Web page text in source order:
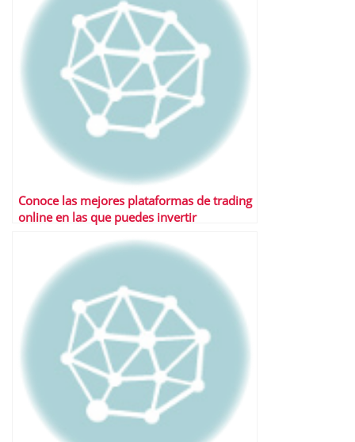
Conoce las mejores plataformas de trading
online en las que puedes invertir